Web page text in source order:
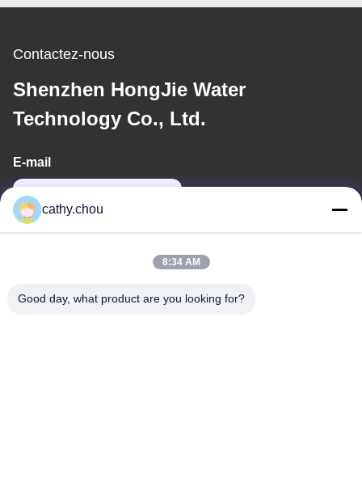
Contactez-nous
Shenzhen HongJie Water
Technology Co., Ltd.
E-mail
cathy.chou
8:34 AM
Good day, what product are you looking for?